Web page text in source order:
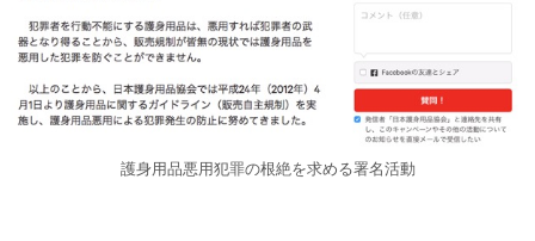
護身用品悪用犯罪の根絶を求める署名活動